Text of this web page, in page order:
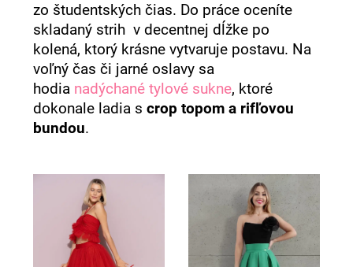
zo študentských čias. Do práce oceníte
skladaný strih v decentnej dĺžke po
kolená, ktorý krásne vytvaruje postavu. Na
voľný čas či jarné oslavy sa
hodia nadýchané tylové sukne, ktoré
dokonale ladia scrop topom a rifľovou
bundou.